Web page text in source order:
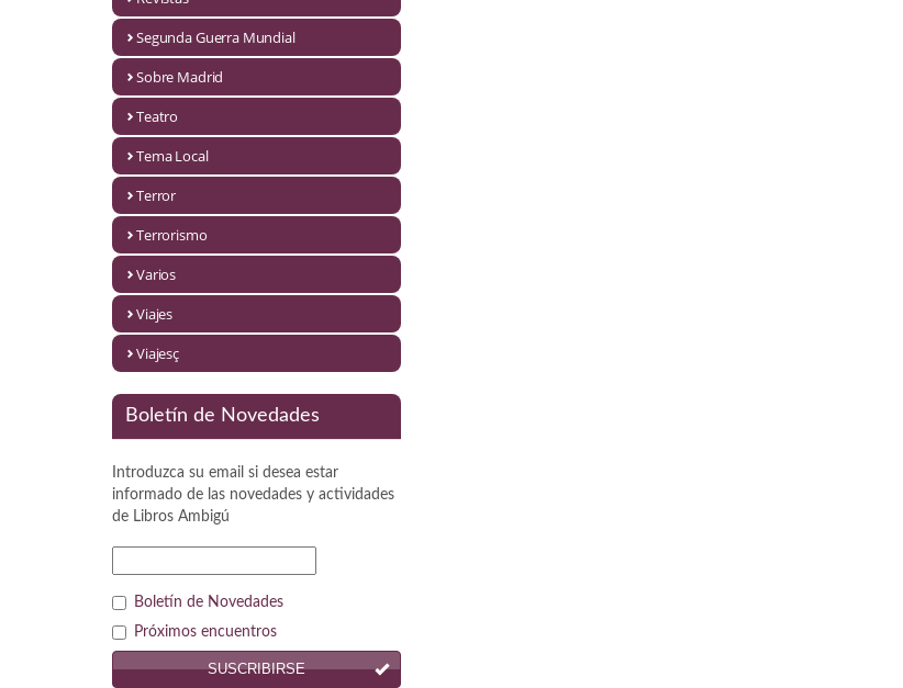
Papás, Mamás, bebés...
Papás, Mamás, Bebés...
Papás, Mamás, Bebés…
Psicología. Educación
Segunda Guerra Mundial
Segunda Guerra Mundial
Sobre Madrid
Teatro
Tema Local
Terror
Terrorismo
Varios
Viajes
Viajesç
Boletín de Novedades
Introduzca su email si desea estar
informado de las novedades y actividades
de Libros Ambigú
Boletín de Novedades
Próximos encuentros
SUSCRIBIRSE